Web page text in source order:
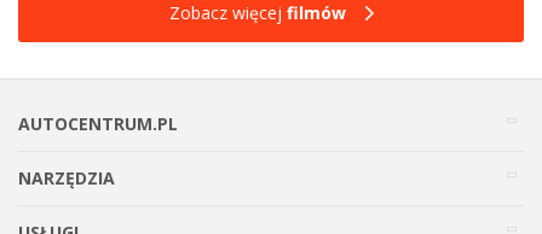
Zobacz więcej filmów
AUTOCENTRUM.PL
NARZĘDZIA